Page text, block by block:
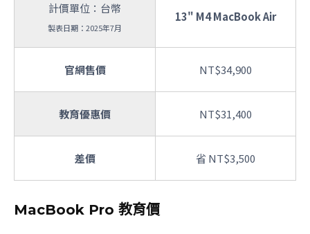
計價單位：台幣
製表日期：2025年7月
13" M4 MacBook Air
官網售價 NT$34,900
教育優惠價 NT$31,400
差價 省 NT$3,500
MacBook Pro 教育價